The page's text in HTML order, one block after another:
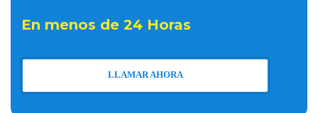
En menos de 24 Horas
LLAMAR AHORA